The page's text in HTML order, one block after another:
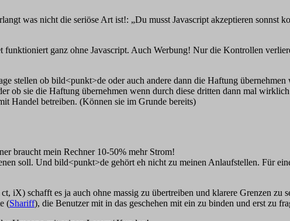
was nicht die seriöse Art ist!: „Du musst Javascript akzeptieren sonnst
ganz ohne Javascript. Auch Werbung! Nur die Kontrollen
stellen ob bild<punkt>de oder auch andere dann die Haftung
ob sie die Haftung übernehmen wenn durch diese dritten dann mal
Handel betreiben. (Können sie im Grunde bereits)
braucht mein Rechner 10-50% mehr Strom!
soll. Und bild<punkt>de gehört eh nicht zu meinen Anlaufstellen. Für
iX) schafft es ja auch ohne massig zu übertreiben und klarere Grenzen zu
(Shariff), die Benutzer mit in das geschehen mit ein zu binden und erst zu